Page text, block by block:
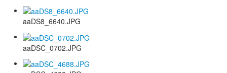
aaDS8_6640.JPG
aaDSC_0702.JPG